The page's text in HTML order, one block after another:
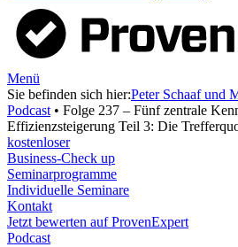
Menü
Sie befinden sich hier:Peter Schaaf und
Podcast • Folge 237 – Fünf zentrale
Effizienzsteigerung Teil 3: Die
kostenloser
Business-Check up
Seminarprogramme
Individuelle Seminare
Kontakt
Jetzt bewerten auf ProvenExpert
Podcast